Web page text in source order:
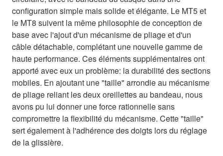
configuration simple mais solide et élégante. Le MT5 et
le MT8 suivent la même philosophie de conception de
base avec l'ajout d'un mécanisme de pliage et d'un
câble détachable, complétant une nouvelle gamme de
haute performance. Ces éléments supplémentaires ont
apporté avec eux un problème: la durabilité des sections
mobiles. En ajoutant une "taille" arrondie au mécanisme
de pliage reliant les deux oreillettes au bandeau, nous
avons pu lui donner une force rationnelle sans
compromettre la flexibilité du mécanisme. Cette "taille"
sert également à l'adhérence des doigts lors du réglage
de la glissière.